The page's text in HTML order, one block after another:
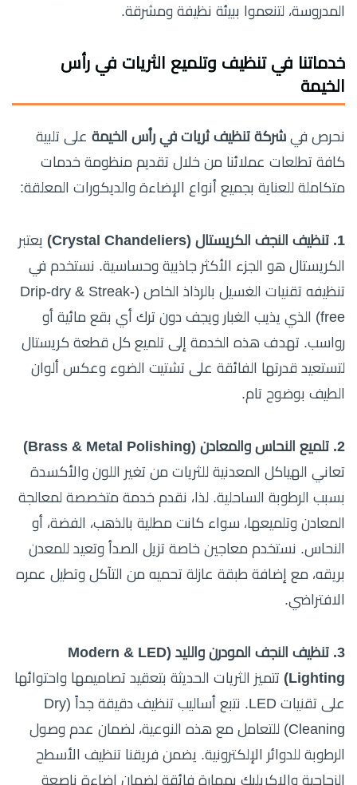
المدروسة، لتنعموا ببيئة نظيفة ومشرقة.
خدماتنا في تنظيف وتلميع الثريات في رأس
الخيمة
نحرص في شركة تنظيف ثريات في رأس الخيمة على تلبية
كافة تطلعات عملائنا من خلال تقديم منظومة خدمات
متكاملة للعناية بجميع أنواع الإضاءة والديكورات المعلقة:
1. تنظيف النجف الكريستال (Crystal Chandeliers)
يعتبر
الكريستال هو الجزء الأكثر جاذبية وحساسية. نستخدم في
تنظيفه تقنيات الغسيل بالرذاذ الخاص (Drip-dry & Streak-
free) الذي يذيب الغبار ويجف دون ترك أي بقع مائية أو
رواسب. تهدف هذه الخدمة إلى تلميع كل قطعة كريستال
لتستعيد قدرتها الفائقة على تشتيت الضوء وعكس ألوان
الطيف بوضوح تام.
2. تلميع النحاس والمعادن (Brass & Metal Polishing)
تعاني الهياكل المعدنية للثريات من تغير اللون والأكسدة
بسبب الرطوبة الساحلية. لذا، نقدم خدمة متخصصة لمعالجة
المعادن وتلميعها، سواء كانت مطلية بالذهب، الفضة، أو
النحاس. نستخدم معاجين خاصة تزيل الصدأ وتعيد للمعدن
بريقه، مع إضافة طبقة عازلة تحميه من التآكل وتطيل عمره
الافتراضي.
3. تنظيف النجف المودرن والليد (Modern & LED
Lighting)
تتميز الثريات الحديثة بتعقيد تصاميمها واحتوائها
على تقنيات LED. نتبع أساليب تنظيف دقيقة جداً (Dry
Cleaning) للتعامل مع هذه النوعية، لضمان عدم وصول
الرطوبة للدوائر الإلكترونية. يضمن فريقنا تنظيف الأسطح
الزجاجية والاكريليك بمهارة فائقة لضمان إضاءة ناصعة